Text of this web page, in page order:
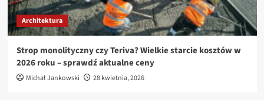
Architektura
Strop monolityczny czy Teriva? Wielkie starcie kosztów w
2026 roku – sprawdź aktualne ceny
Michał Jankowski 28 kwietnia, 2026